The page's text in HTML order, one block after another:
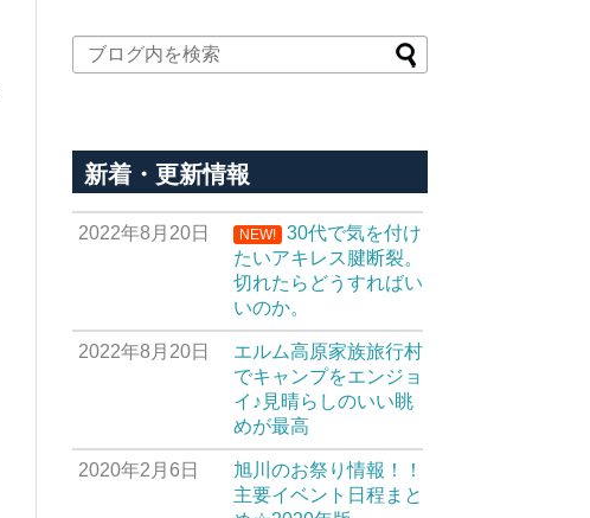
新着・更新情報
2022年8月20日 NEW!
30代で気を付け
たいアキレス腱断裂。
切れたらどうすればい
いのか。
2022年8月20日
エルム高原家族旅行村
でキャンプをエンジョ
イ♪見晴らしのいい眺
めが最高
2020年2月6日
旭川のお祭り情報！！
主要イベント日程まと